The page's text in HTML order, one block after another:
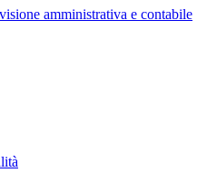
amministrativa e contabile